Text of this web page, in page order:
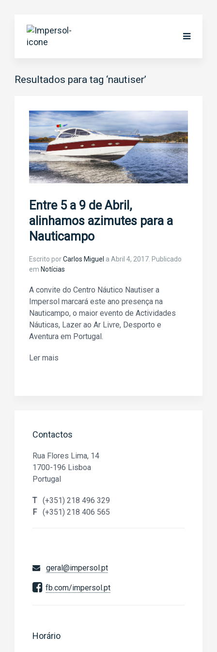
Resultados para tag ‘nautiser’
Entre 5 a 9 de Abril,
alinhamos azimutes para a
Nauticampo
Escrito porCarlos Miguel a Abril 4, 2017 . Publicado
em Notícias
A convite do Centro Náutico Nautiser a
Impersol marcará este ano presença na
Nauticampo, o maior evento de Actividades
Náuticas, Lazer ao Ar Livre, Desporto e
Aventura em Portugal.
Ler mais
Contactos
Rua Flores Lima, 14
1700-196 Lisboa
Portugal
T (+351) 218 496 329
F (+351) 218 406 565
geral@impersol.pt
fb.com/impersol.pt
Horário